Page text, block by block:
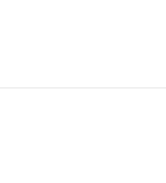
éprouvé sa
qui